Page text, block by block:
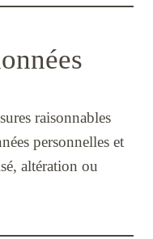
raisonnables
personnelles et
altération ou